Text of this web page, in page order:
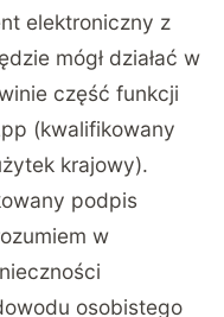
elektroniczny z
mógł działać w
część funkcji
(kwalifikowany
krajowy).
podpis
w
osobistego